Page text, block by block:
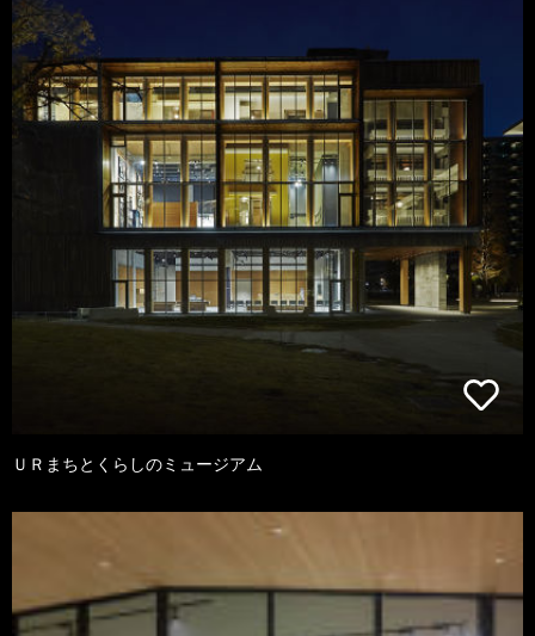
ＵＲまちとくらしのミュージアム